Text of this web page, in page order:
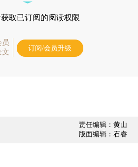
获取已订阅的阅读权限
员
文
订阅/会员升级
责任编辑：黄山
版面编辑：石睿